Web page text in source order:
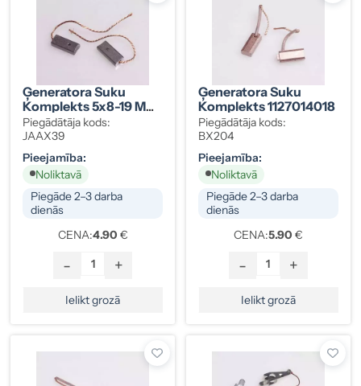
Ģeneratora Suku
Komplekts 5x8-19 Mm
FN386
Piegādātāja kods:
JAAX39
Pieejamība:
Noliktavā
Piegāde 2–3 darba
dienās
CENA:4.90 €
- +
Ielikt grozā
Ģeneratora Suku
Komplekts 1127014018
Piegādātāja kods:
BX204
Pieejamība:
Noliktavā
Piegāde 2–3 darba
dienās
CENA:5.90 €
- +
Ielikt grozā